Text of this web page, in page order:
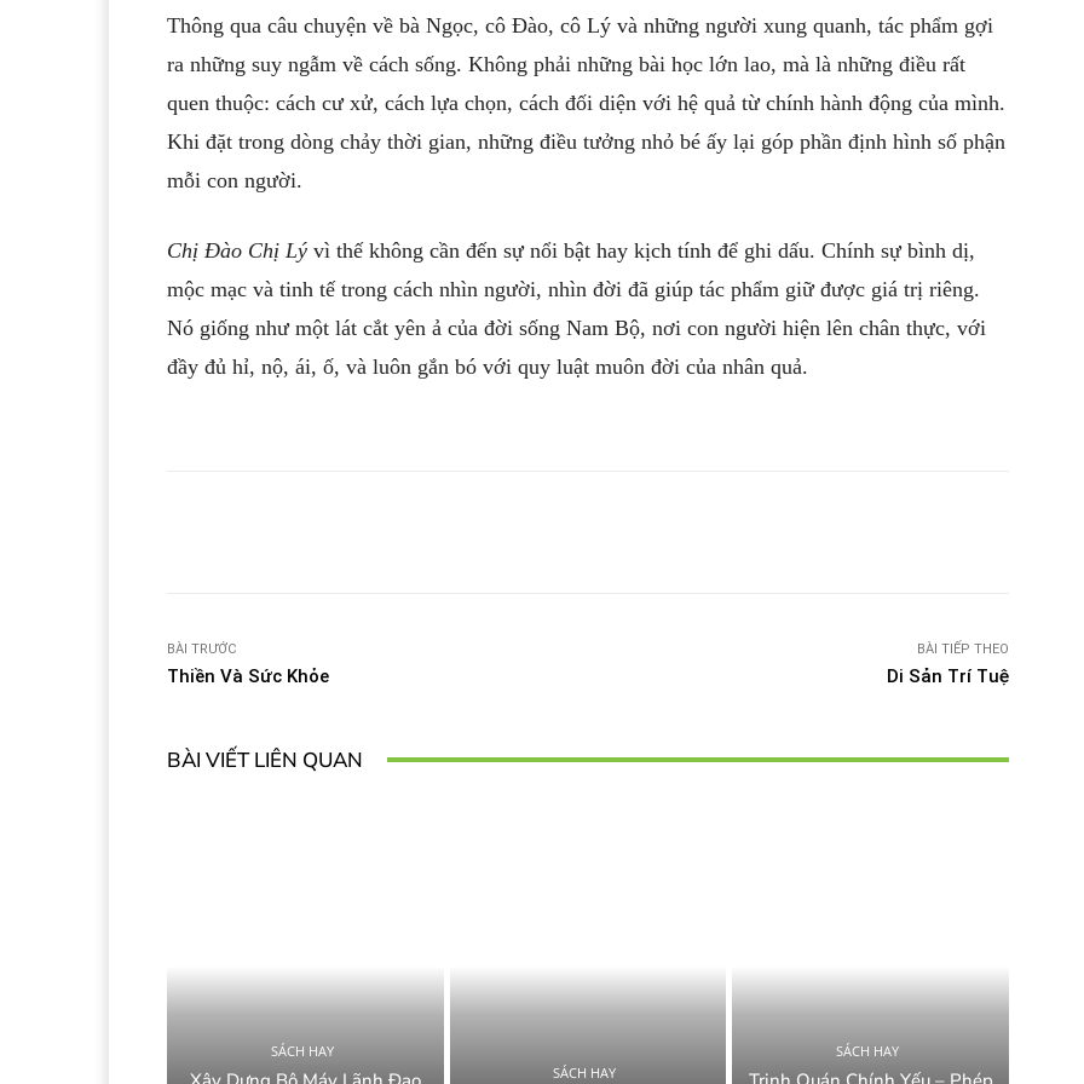
Thông qua câu chuyện về bà Ngọc, cô Đào, cô Lý và những người xung quanh, tác phẩm gợi
ra những suy ngẫm về cách sống. Không phải những bài học lớn lao, mà là những điều rất
quen thuộc: cách cư xử, cách lựa chọn, cách đối diện với hệ quả từ chính hành động của mình.
Khi đặt trong dòng chảy thời gian, những điều tưởng nhỏ bé ấy lại góp phần định hình số phận
mỗi con người.
Chị Đào Chị Lý vì thế không cần đến sự nổi bật hay kịch tính để ghi dấu. Chính sự bình dị,
mộc mạc và tinh tế trong cách nhìn người, nhìn đời đã giúp tác phẩm giữ được giá trị riêng.
Nó giống như một lát cắt yên ả của đời sống Nam Bộ, nơi con người hiện lên chân thực, với
đầy đủ hỉ, nộ, ái, ố, và luôn gắn bó với quy luật muôn đời của nhân quả.
BÀI TRƯỚC
Thiền Và Sức Khỏe
BÀI TIẾP THEO
Di Sản Trí Tuệ
BÀI VIẾT LIÊN QUAN
SÁCH HAY
SÁCH HAY
SÁCH HAY